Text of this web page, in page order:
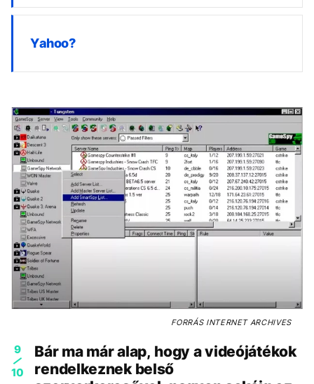
Yahoo?
FORRÁSINTERNET ARCHIVES
9
10
Bár ma már alap, hogy a videójátékok
rendelkeznek belső